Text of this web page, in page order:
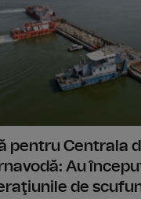
barjelor,
pentru Centrala
Au
de